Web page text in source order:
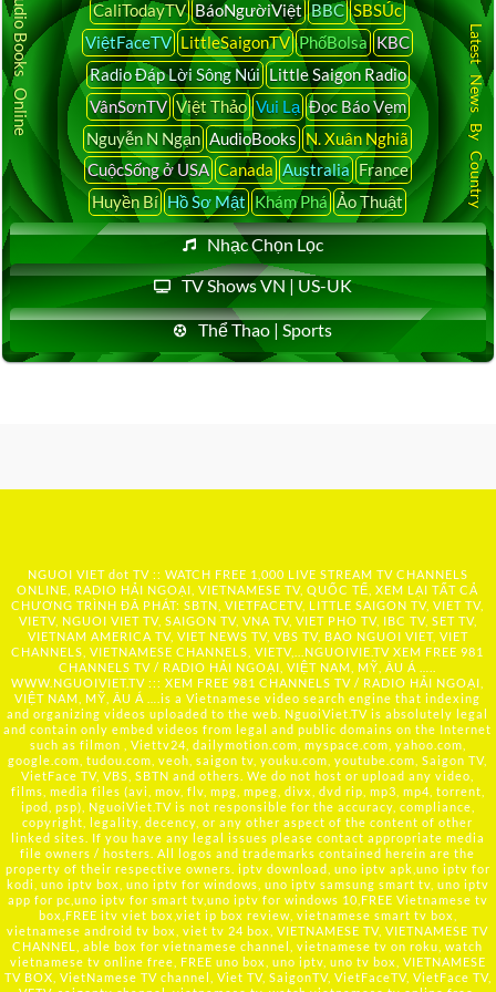
CaliTodayTV BáoNgườiViệt BBC SBSÚc
ViệtFaceTV LittleSaigonTV PhốBolsa KBC
Radio Đáp Lời Sông Núi Little Saigon Radio
VânSơnTV Việt Thảo Vui Lạ Đọc Báo Vẹm
Nguyễn N Ngạn AudioBooks N. Xuân Nghiã
CuộcSống ở USA Canada Australia France
Huyền Bí Hồ Sơ Mật Khám Phá Ảo Thuật
Nhạc Chọn Lọc
TV Shows VN | US-UK
Thể Thao | Sports
Audio Books Online Latest News By Country
NGUOI VIET dot TV :: WATCH FREE 1,000 LIVE STREAM TV CHANNELS
ONLINE, RADIO HẢI NGOẠI, VIETNAMESE TV, QUỐC TẾ, XEM LẠI TẤT CẢ
CHƯƠNG TRÌNH ĐÃ PHÁT: SBTN, VIETFACETV, LITTLE SAIGON TV, VIET TV,
VIETV, NGUOI VIET TV, SAIGON TV, VNA TV, VIET PHO TV, IBC TV, SET TV,
VIETNAM AMERICA TV, VIET NEWS TV, VBS TV, BAO NGUOI VIET, VIET
CHANNELS, VIETNAMESE CHANNELS, VIETV,... NGUOIVIE.TV XEM FREE 981
CHANNELS TV / RADIO HẢI NGOẠI, VIỆT NAM, MỸ, ÂU Á …..
WWW.NGUOIVIET.TV ::: XEM FREE 981 CHANNELS TV / RADIO HẢI NGOẠI,
VIỆT NAM, MỸ, ÂU Á ….is a Vietnamese video search engine that indexing
and organizing videos uploaded to the web. NguoiViet.TV is absolutely legal
and contain only embed videos from legal and public domains on the Internet
such as filmon , Viettv24, dailymotion.com, myspace.com, yahoo.com,
google.com, tudou.com, veoh, saigon tv, youku.com, youtube.com, Saigon TV,
VietFace TV, VBS, SBTN and others. We do not host or upload any video,
films, media files (avi, mov, flv, mpg, mpeg, divx, dvd rip, mp3, mp4, torrent,
ipod, psp), NguoiViet.TV is not responsible for the accuracy, compliance,
copyright, legality, decency, or any other aspect of the content of other
linked sites. If you have any legal issues please contact appropriate media
file owners / hosters. All logos and trademarks contained herein are the
property of their respective owners. iptv download, uno iptv apk,uno iptv for
kodi, uno iptv box, uno iptv for windows, uno iptv samsung smart tv, uno iptv
app for pc,uno iptv for smart tv,uno iptv for windows 10,FREE Vietnamese tv
box,FREE itv viet box,viet ip box review, vietnamese smart tv box,
vietnamese android tv box, viet tv 24 box, VIETNAMESE TV, VIETNAMESE TV
CHANNEL, able box for vietnamese channel, vietnamese tv on roku, watch
vietnamese tv online free, FREE uno box, uno iptv, uno tv box, VIETNAMESE
TV BOX, VietNamese TV channel, Viet TV, SaigonTV, VietFaceTV, VietFace TV,